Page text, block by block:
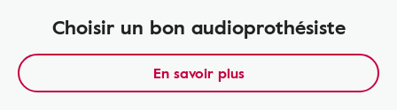
Choisir un bon audioprothésiste
En savoir plus